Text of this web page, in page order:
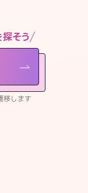
そう
移します